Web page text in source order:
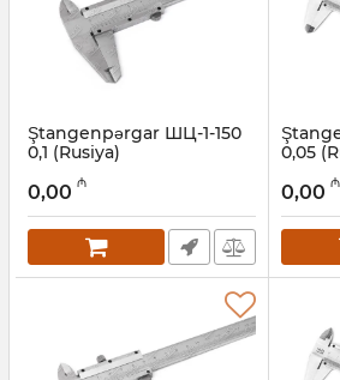
Ştangenpərgar ШЦ-1-150
0,1 (Rusiya)
052001004
0,00 ₼
0,05
0,00 ₼